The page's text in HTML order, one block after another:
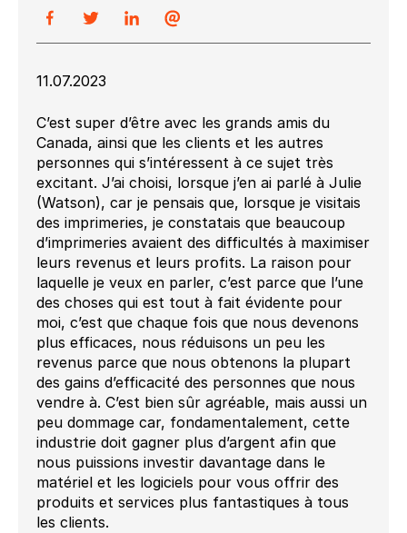
11.07.2023
C’est super d’être avec les grands amis du
Canada, ainsi que les clients et les autres
personnes qui s’intéressent à ce sujet très
excitant. J’ai choisi, lorsque j’en ai parlé à Julie
(Watson), car je pensais que, lorsque je visitais
des imprimeries, je constatais que beaucoup
d’imprimeries avaient des difficultés à maximiser
leurs revenus et leurs profits. La raison pour
laquelle je veux en parler, c’est parce que l’une
des choses qui est tout à fait évidente pour
moi, c’est que chaque fois que nous devenons
plus efficaces, nous réduisons un peu les
revenus parce que nous obtenons la plupart
des gains d’efficacité des personnes que nous
vendre à. C’est bien sûr agréable, mais aussi un
peu dommage car, fondamentalement, cette
industrie doit gagner plus d’argent afin que
nous puissions investir davantage dans le
matériel et les logiciels pour vous offrir des
produits et services plus fantastiques à tous
les clients.